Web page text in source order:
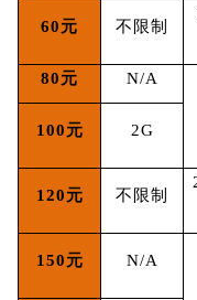
60元 不限制
80元
N/A
100元 2G
120元 不限制
150元 N/A